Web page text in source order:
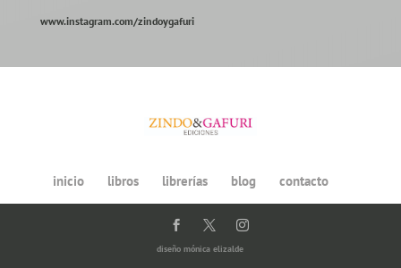
www.instagram.com/zindoygafuri
inicio libros librerías blog contacto
diseño mónica elizalde